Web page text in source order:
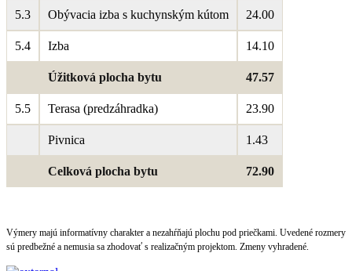
5.3 Obývacia izba s kuchynským kútom 24.00
5.4 Izba 14.10
Úžitková plocha bytu 47.57
5.5 Terasa (predzáhradka) 23.90
Pivnica 1.43
Celková plocha bytu 72.90
Výmery majú informatívny charakter a nezahŕňajú plochu pod priečkami. Uvedené rozmery
sú predbežné a nemusia sa zhodovať s realizačným projektom. Zmeny vyhradené.